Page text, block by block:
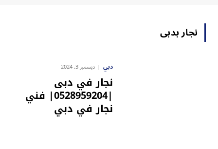
نجار بدبى
دبي ديسمبر 3, 2024
نجار في دبى
|0528959204| فني
نجار في دبي